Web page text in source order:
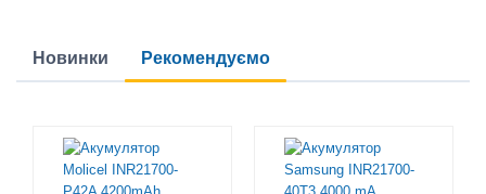
Новинки Рекомендуємо